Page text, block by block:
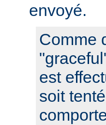
envoyé.
Comme
est
soit